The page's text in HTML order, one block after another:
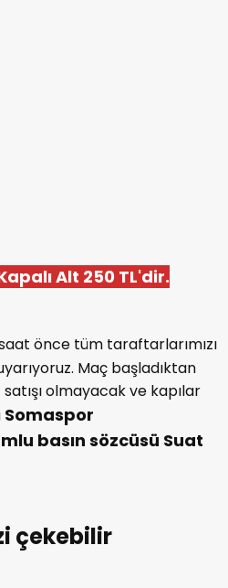
Alt 250 TL'dir.
önce tüm taraftarlarımızı
Maç başladıktan
olmayacak ve kapılar
Somaspor
basın sözcüsü Suat
çekebilir